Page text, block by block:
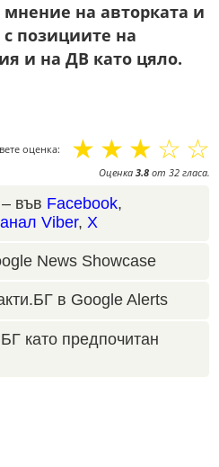
мнение на авторката и
позициите на
и на ДВ като цяло.
оценка: ☆
☆
☆
☆
☆
Оценка 3.8 от 32 гласа.
във Facebook,
Viber, X
News Showcase
в Google Alerts
като предпочитан